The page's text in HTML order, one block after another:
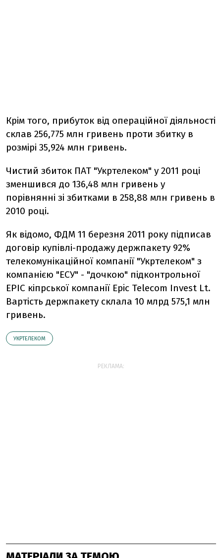
Крім того, прибуток від операційної діяльності
склав 256,775 млн гривень проти збитку в
розмірі 35,924 млн гривень.
Чистий збиток ПАТ "Укртелеком" у 2011 році
зменшився до 136,48 млн гривень у
порівнянні зі збитками в 258,88 млн гривень в
2010 році.
Як відомо, ФДМ 11 березня 2011 року підписав
договір купівлі-продажу держпакету 92%
телекомунікаційної компанії "Укртелеком" з
компанією "ЕСУ" - "дочкою" підконтрольної
EPIC кіпрської компанії Epic Telecom Invest Lt.
Вартість держпакету склала 10 млрд 575,1 млн
гривень.
УКРТЕЛЕКОМ
РЕКЛАМА: